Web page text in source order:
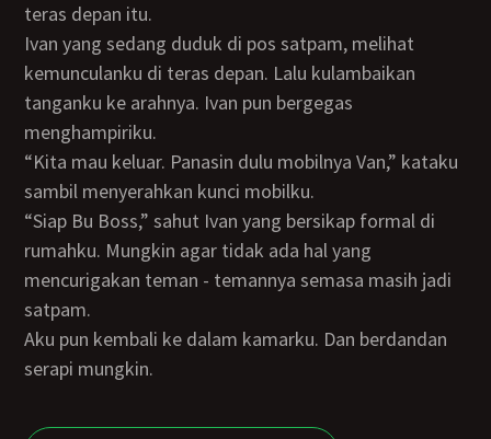
teras depan itu.
Ivan yang sedang duduk di pos satpam, melihat
kemunculanku di teras depan. Lalu kulambaikan
tanganku ke arahnya. Ivan pun bergegas
menghampiriku.
“Kita mau keluar. Panasin dulu mobilnya Van,” kataku
sambil menyerahkan kunci mobilku.
“Siap Bu Boss,” sahut Ivan yang bersikap formal di
rumahku. Mungkin agar tidak ada hal yang
mencurigakan teman - temannya semasa masih jadi
satpam.
Aku pun kembali ke dalam kamarku. Dan berdandan
serapi mungkin.